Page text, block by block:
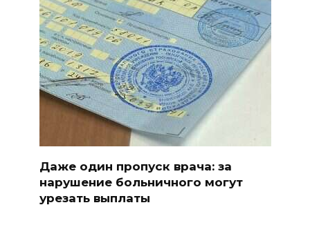
Даже один пропуск врача: за
нарушение больничного могут
урезать выплаты